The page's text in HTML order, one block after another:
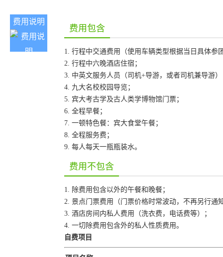
费用说明
费用包含
1. 行程中交通费用（使用车辆类型根据当日具体参
2. 行程中六晚酒店住宿；
3. 中英文服务人员（司机+导游，或者司机兼导游
4. 九大名校校园导览；
5. 宾大考古学及古人类学博物馆门票；
6. 全程早餐；
7. 一顿特色餐：宾大食堂午餐；
8. 全程服务费；
9. 每人每天一瓶瓶装水。
费用不包含
1. 除费用包含以外的午餐和晚餐；
2. 景点门票费用（门票价格时常波动，不再另行通
3. 酒店房间内私人费用（洗衣费，电话费等）；
4. 一切除费用包含外的私人性质费用。
自费项目